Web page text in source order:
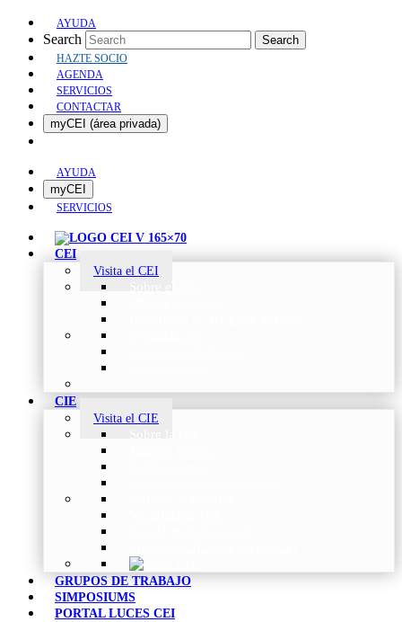
AYUDA
Search Search
HAZTE SOCIO
AGENDA
SERVICIOS
CONTACTAR
myCEI (área privada)
AYUDA
myCEI
SERVICIOS
CEI
Visita el CEI
CIE
Visita el CIE
GRUPOS DE TRABAJO
SIMPOSIUMS
PORTAL LUCES CEI